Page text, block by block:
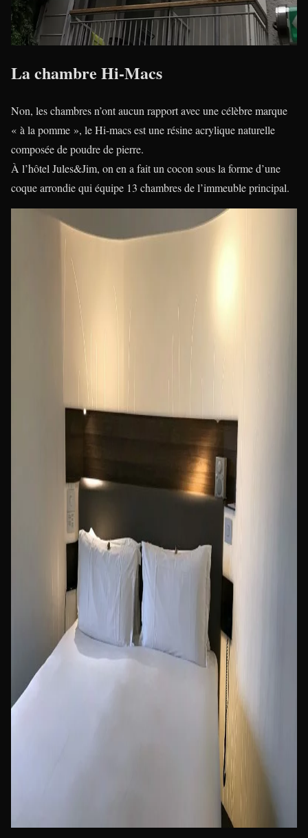
La chambre Hi-Macs
Non, les chambres n’ont aucun rapport avec une célèbre marque
« à la pomme », le Hi-macs est une résine acrylique naturelle
composée de poudre de pierre.
À l’hôtel Jules&Jim, on en a fait un cocon sous la forme d’une
coque arrondie qui équipe 13 chambres de l’immeuble principal.